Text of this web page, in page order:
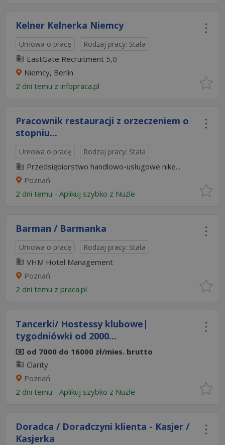
Kelner Kelnerka Niemcy
Umowa o pracę Rodzaj pracy: Stała
EastGate Recruitment 5,0
Niemcy, Berlin
2 dni temu z infopraca.pl
Pracownik restauracji z orzeczeniem o
stopniu...
Umowa o pracę Rodzaj pracy: Stała
Przedsiębiorstwo handlowo-usługowe nike...
Poznań
2 dni temu - Aplikuj szybko z Nuzle
Barman / Barmanka
Umowa o pracę Rodzaj pracy: Stała
VHM Hotel Management
Poznań
2 dni temu z praca.pl
Tancerki/ Hostessy klubowe|
tygodniówki od 2000...
od 7000 do 16000 zł/mies. brutto
Clarity
Poznań
2 dni temu - Aplikuj szybko z Nuzle
Doradca / Doradczyni klienta - Kasjer /
Kasjerka